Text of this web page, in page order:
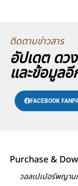
ติดตามข่าวสาร
อัปเดต ดว
และข้อมูล
FACEBOOK
Purchase &
วอลเปเปอร์พญา